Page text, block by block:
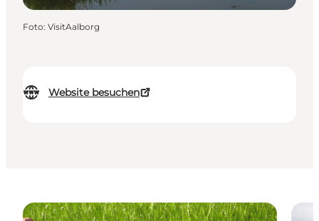
Website besuchen
Foto: VisitAalborg